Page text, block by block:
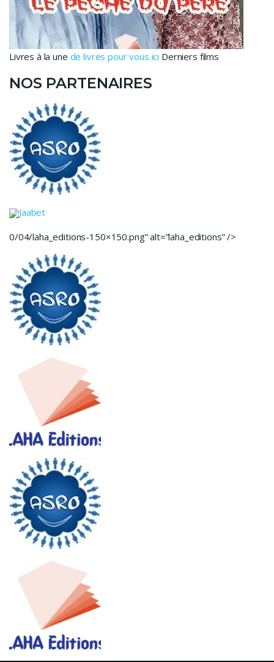
Livres à la une de livres pour vous ici Derniers films
NOS PARTENAIRES
Jaabet
0/04/laha_editions-150×150.png” alt=”laha_editions” />